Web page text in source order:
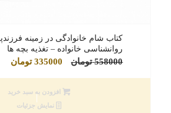
کتاب شام خانوادگی در زمینه
روانشناسی خانواده – تغذیه بچه ها
558000 تومان
قیمت
558000 تومان
بود.
335000 تومان
افزودن به سبد خرید
نمایش جزئیات